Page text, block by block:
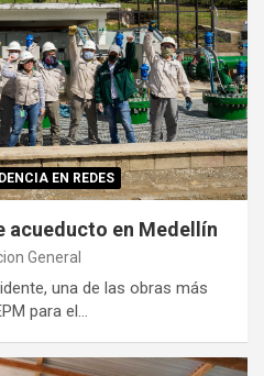
EN REDES
acueducto en Medellín
General
una de las obras más
para el…